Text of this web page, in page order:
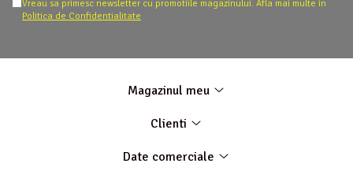
Vreau sa primesc newsletter cu promotiile magazinului. Afla mai multe in
Politica de Confidentialitate
Magazinul meu
Clienti
Date comerciale